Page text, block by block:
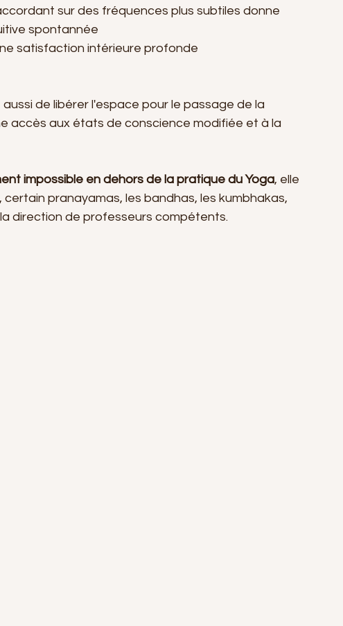
spontannée
satisfaction intérieure profonde
de libérer l'espace pour le passage de la
accès aux états de conscience modifiée et à la
impossible en dehors de la pratique du Yoga, elle
pranayamas, les bandhas, les kumbhakas,
direction de professeurs compétents.